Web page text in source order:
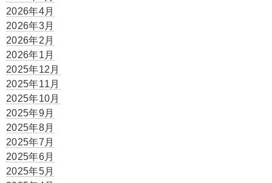
2026年4月
2026年3月
2026年2月
2026年1月
2025年12月
2025年11月
2025年10月
2025年9月
2025年8月
2025年7月
2025年6月
2025年5月